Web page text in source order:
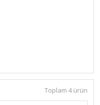
Toplam 4 ürün